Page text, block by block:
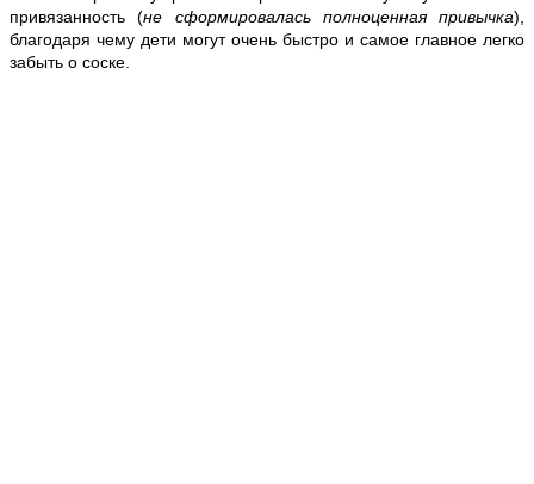
привязанность (не сформировалась полноценная привычка),
благодаря чему дети могут очень быстро и самое главное легко
забыть о соске.